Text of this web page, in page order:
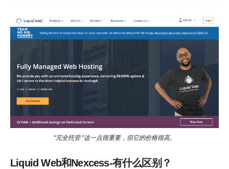
“完全托管 “这一点很重要，但它的价格很高。
Liquid Web和Nexcess-有什么区别？